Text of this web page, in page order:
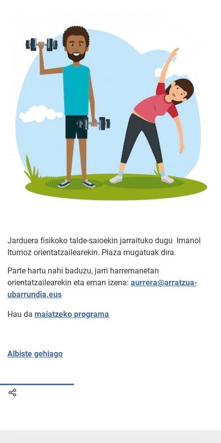
Jarduera fisikoko talde-saioekin jarraituko dugu Imanol
Iturrioz orientatzailearekin. Plaza mugatuak dira.
Parte hartu nahi baduzu, jarri harremanetan
orientatzailearekin eta eman izena: aurrera@arratzua-
ubarrundia.eus
Hau da maiatzeko programa
Albiste gehiago